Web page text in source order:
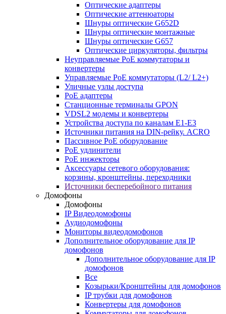
Оптические адаптеры
Оптические аттенюаторы
Шнуры оптические G652D
Шнуры оптические монтажные
Шнуры оптические G657
Оптические циркуляторы, фильтры
Неуправляемые PoE коммутаторы и
конвертеры
Управляемые PoE коммутаторы (L2/ L2+)
Уличные узлы доступа
PoE адаптеры
Станционные терминалы GPON
VDSL2 модемы и конвертеры
Устройства доступа по каналам E1-E3
Источники питания на DIN-рейку. ACRO
Пассивное PoE оборудование
PoE удлинители
PoE инжекторы
Аксессуары сетевого оборудования:
корзины, кронштейны, переходники
Источники бесперебойного питания
Домофоны
Домофоны
IP Видеодомофоны
Аудиодомофоны
Мониторы видеодомофонов
Дополнительное оборудование для IP
домофонов
Дополнительное оборудование для IP
домофонов
Все
Козырьки/Кронштейны для домофонов
IP трубки для домофонов
Конвертеры для домофонов